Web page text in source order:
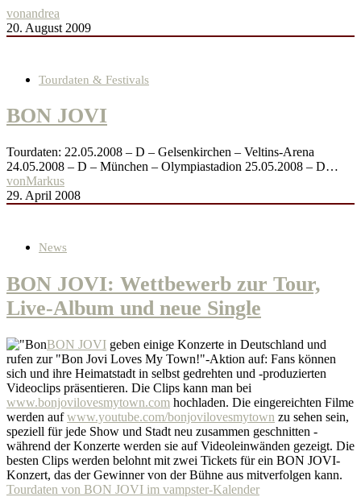
vonandrea
20. August 2009
Tourdaten & Festivals
BON JOVI
Tourdaten: 22.05.2008 – D – Gelsenkirchen – Veltins-Arena
24.05.2008 – D – München – Olympiastadion 25.05.2008 – D…
vonMarkus
29. April 2008
News
BON JOVI: Wettbewerb zur Tour,
Live-Album und neue Single
BON JOVI geben einige Konzerte in Deutschland und
rufen zur "Bon Jovi Loves My Town!"-Aktion auf: Fans können
sich und ihre Heimatstadt in selbst gedrehten und -produzierten
Videoclips präsentieren. Die Clips kann man bei
www.bonjovilovesmytown.com hochladen. Die eingereichten Filme
werden aufwww.youtube.com/bonjovilovesmytown zu sehen sein,
speziell für jede Show und Stadt neu zusammen geschnitten -
während der Konzerte werden sie auf Videoleinwänden gezeigt. Die
besten Clips werden belohnt mit zwei Tickets für ein BON JOVI-
Konzert, das der Gewinner von der Bühne aus mitverfolgen kann.
Tourdaten von BON JOVI im vampster-Kalender